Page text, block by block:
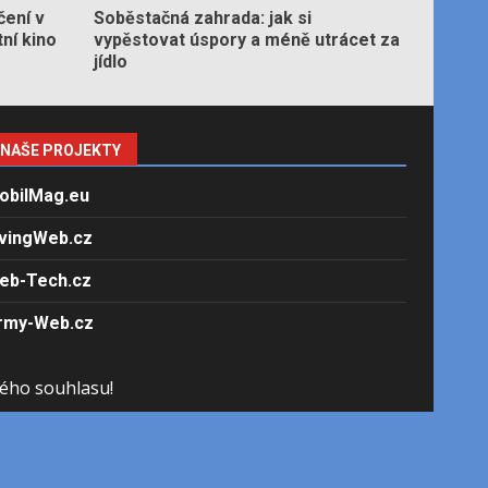
v
kino
Soběstačná zahrada: jak si
vypěstovat úspory a méně utrácet za
jídlo
NAŠE PROJEKTY
Tech.cz
Web.cz
souhlasu!